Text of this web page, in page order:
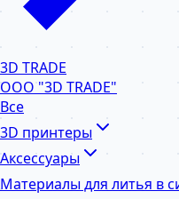
3D TRADE
ООО "3D TRADE"
Все
3D принтеры
Аксессуары
Материалы для литья в